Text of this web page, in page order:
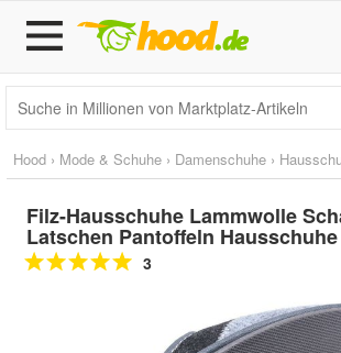
Hood › Mode & Schuhe › Damenschuhe ›
Filz-Hausschuhe Lammwolle
Latschen Pantoffeln Hausschuhe
3